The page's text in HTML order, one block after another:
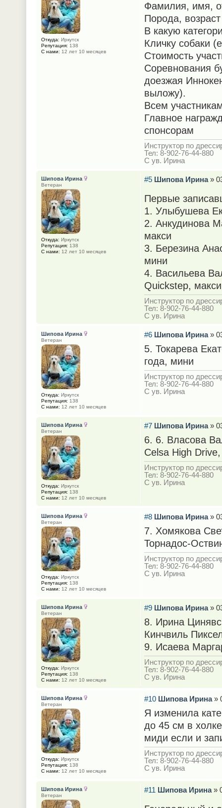
Фамилия, имя,
Порода,
В какую
Кличку собаки
Стоимость
Соревнования
доезжая
выложу).
Всем
Главное
спонсорам
Инструктор по
Тел: 8-902-76-44-880
С ув. Ирина
Откуда: Иркутск
Репутация: 138
С нами: 12 лет 10 месяцев
#5 Шипова Ирина»
Первые
1. Улыбушева
2. Анкудинова
макси
3. Березина
мини
4. Васильева
Quickstep, макси
Инструктор по
Тел: 8-902-76-44-880
С ув. Ирина
Шипова Ирина
Ветеран
Откуда: Иркутск
Репутация: 138
С нами: 12 лет 10 месяцев
#6 Шипова Ирина»
5. Токарева
года, мини
Инструктор по
Тел: 8-902-76-44-880
С ув. Ирина
Шипова Ирина
Ветеран
Откуда: Иркутск
Репутация: 138
С нами: 12 лет 10 месяцев
#7 Шипова Ирина»
6. 6. Власова
Celsa High
Инструктор по
Тел: 8-902-76-44-880
С ув. Ирина
Шипова Ирина
Ветеран
Откуда: Иркутск
Репутация: 138
С нами: 12 лет 10 месяцев
#8 Шипова Ирина»
7. Хомякова
Торнадос-
Инструктор по
Тел: 8-902-76-44-880
С ув. Ирина
Шипова Ирина
Ветеран
Откуда: Иркутск
Репутация: 138
С нами: 12 лет 10 месяцев
#9 Шипова Ирина»
8. Ирина
Кинчвиль
9. Исаева
Инструктор по
Тел: 8-902-76-44-880
С ув. Ирина
Шипова Ирина
Ветеран
Откуда: Иркутск
Репутация: 138
С нами: 12 лет 10 месяцев
#10 Шипова Ирина»
Я изменила
до 45 см в
миди если и
Инструктор по
Тел: 8-902-76-44-880
С ув. Ирина
Шипова Ирина
Ветеран
Откуда: Иркутск
Репутация: 138
С нами: 12 лет 10 месяцев
#11 Шипова Ирина»
Шипова Ирина
Ветеран